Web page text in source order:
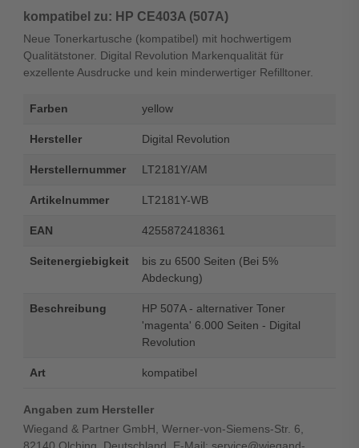
kompatibel zu: HP CE403A (507A)
Neue Tonerkartusche (kompatibel) mit hochwertigem
Qualitätstoner. Digital Revolution Markenqualität für
exzellente Ausdrucke und kein minderwertiger Refilltoner.
Farben yellow
Hersteller Digital Revolution
Herstellernummer LT2181Y/AM
Artikelnummer LT2181Y-WB
EAN 4255872418361
Seitenergiebigkeit
bis zu 6500 Seiten (Bei 5%
Abdeckung)
Beschreibung
HP 507A - alternativer Toner
'magenta' 6.000 Seiten - Digital
Revolution
Art kompatibel
Angaben zum Hersteller
Wiegand & Partner GmbH, Werner-von-Siemens-Str. 6,